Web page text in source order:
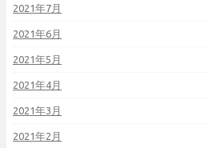
2021年7月
2021年6月
2021年5月
2021年4月
2021年3月
2021年2月